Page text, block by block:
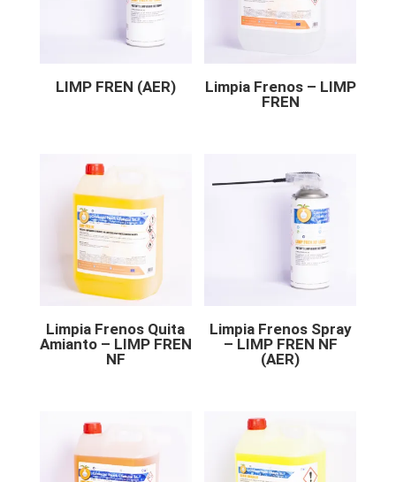
LIMP FREN (AER)
Limpia Frenos – LIMP
FREN
Limpia Frenos Quita
Amianto – LIMP FREN
NF
Limpia Frenos Spray
– LIMP FREN NF
(AER)